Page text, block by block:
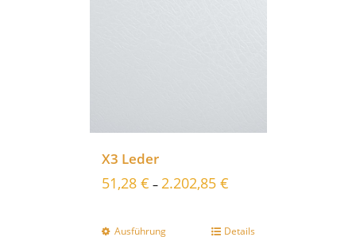
X3 Leder
51,28 € – 2.202,85 €
Ausführung Details